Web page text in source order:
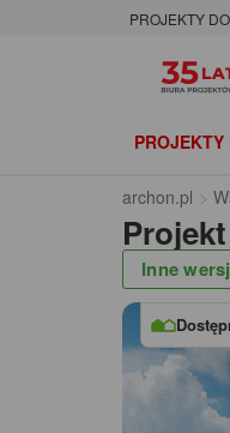
PROJEKTY
PROJEKTY
archon.pl
Inne